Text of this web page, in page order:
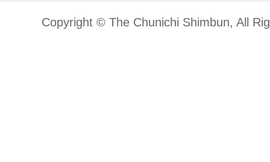
Copyright © The Chunichi Shimbun, All